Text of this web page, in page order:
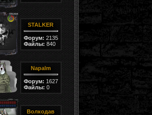
STALKER
Форум: 2135
Файлы: 840
Napalm
Форум: 1627
Файлы: 0
Волкодав